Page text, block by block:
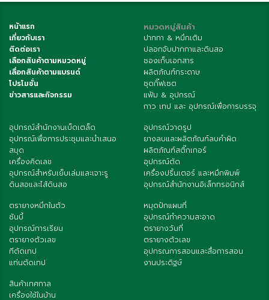
หน้าแรก
เกี่ยวกับเรา
ติดต่อเรา
เลือกสินค้าตามหมวดหมู่
เลื่อกสินค้าตามแบรนด์
โปรโมชั่น
ข่าวสารและกิจกรรม
หมวดหมู่สินค้า
ปากกา & หมึกเติม
ปลอกจับปากกาและดินสอ
ซองเก็บเอกสาร
ผลิตภัณฑ์กระดาษ
ชุดกิ๊ฟเซต
แฟ้ม & อุปกรณ์
กาว เทป และ อุปกรณ์เพื่อการบรรจุ
อุปกรณ์สำนักงานเบ็ดเตล็ด
อุปกรณ์เพื่อการประชุมและนำเสนอ
สมุด
เครื่องคิดเลข
อุปกรณ์สำหรับเย็บเล่มและเจาะรู
ดินสอและไส้ดินสอ
อุปกรณ์วาดรูป
ยางลบและผลิตภัณฑ์ลบคำผิด
ผลิตภัณฑ์สติ๊กเกอร์
อุปกรณ์ตัด
เครื่องปริ้นเตอร์ และหมึกพิมพ์
อุปกรณ์สำนักงานอิเล็กทรอนิกส์
ตรายางหมึกในตัว
ซันบี้
อุปกรณ์การเรียน
ตรายางตัวเลข
ทีตัดเทป
แท่นตัดเทป
หมุดปักแผนที่
อุปกรณ์ทำความสะอาด
ตรายางวันที่
ตรายางตัวเลข
อุปกรณการสอนและสื่อการสอน
งานประดิฐษ์
สินค้าเทศกาล
เครื่องใช้ในบ้าน